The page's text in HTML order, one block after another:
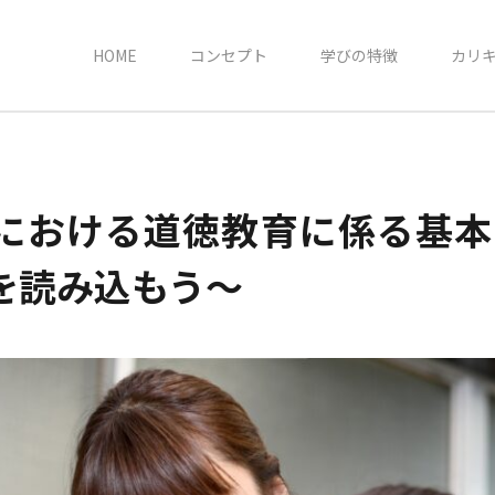
HOME コンセプト 学びの特徴 カリ
おける道徳教育に係る基
読み込もう～